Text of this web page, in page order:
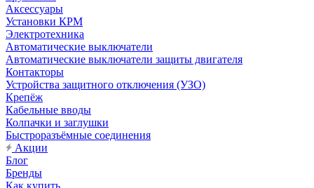
Аксессуары
Установки КРМ
Электротехника
Автоматические выключатели
Автоматические выключатели защиты двигателя
Контакторы
Устройства защитного отключения (УЗО)
Крепёж
Кабельные вводы
Колпачки и заглушки
Быстроразъёмные соединения
Акции
Блог
Бренды
Как купить